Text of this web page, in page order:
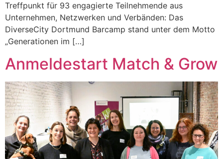
Treffpunkt für 93 engagierte Teilnehmende aus
Unternehmen, Netzwerken und Verbänden: Das
DiverseCity Dortmund Barcamp stand unter dem Motto
„Generationen im […]
Anmeldestart Match & Grow